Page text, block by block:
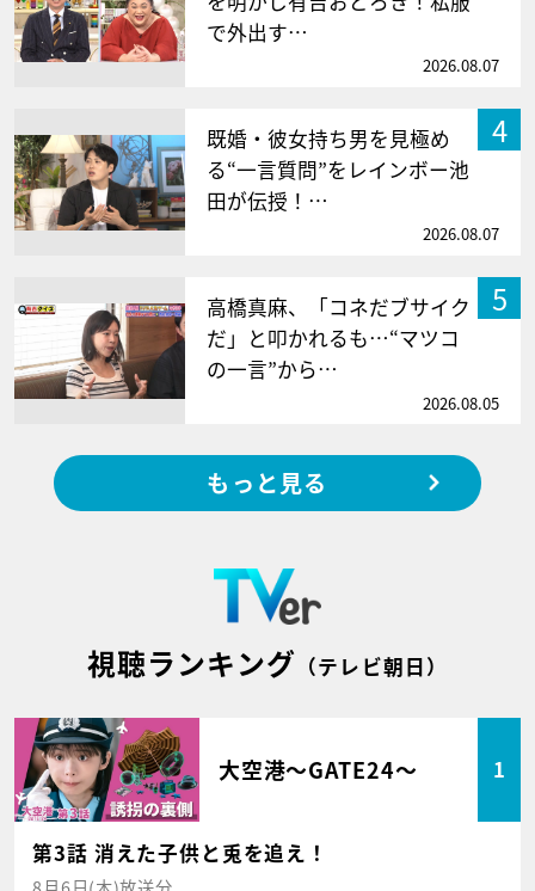
で外出す…
2026.08.07
4
既婚・彼女持ち男を見極め
る“一言質問”をレインボー池
田が伝授！…
2026.08.07
5
高橋真麻、「コネだブサイク
だ」と叩かれるも…“マツコ
の一言”から…
2026.08.05
もっと見る
視聴ランキング （テレビ朝日）
大空港～GATE24～ 1
第3話 消えた子供と兎を追え！